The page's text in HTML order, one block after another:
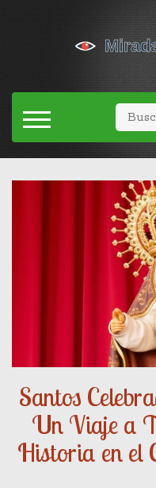
Santos
Un Viaje a
Historia en el